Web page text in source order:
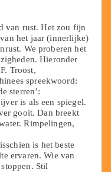
van rust. Het zou fijn
het jaar (innerlijke)
We proberen het
Hieronder
Troost,
spreekwoord:
sterren’:
is als een spiegel.
gooit. Dan breekt
Rimpelingen,
is het beste
ervaren. Wie van
Stil